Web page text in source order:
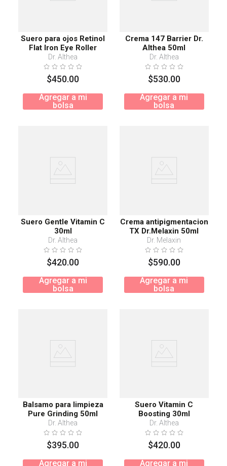
Suero para ojos Retinol
Flat Iron Eye Roller
Dr. Althea
$450.00
Agregar a mi
bolsa
Crema 147 Barrier Dr.
Althea 50ml
Dr. Althea
$530.00
Agregar a mi
bolsa
Suero Gentle Vitamin C
30ml
Dr. Althea
$420.00
Agregar a mi
bolsa
Crema antipigmentacion
TX Dr.Melaxin 50ml
Dr. Melaxin
$590.00
Agregar a mi
bolsa
Balsamo para limpieza
Pure Grinding 50ml
Dr. Althea
$395.00
Agregar a mi
Suero Vitamin C
Boosting 30ml
Dr. Althea
$420.00
Agregar a mi